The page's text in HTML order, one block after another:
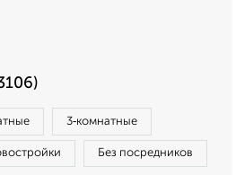
3‑комнатные
Без посредников